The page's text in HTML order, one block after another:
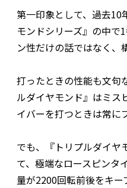
第一印象として、過去10
モンドシリーズ』の中で
ン性だけの話ではなく、
打ったときの性能も文句
ルダイヤモンド』はミス
イバーを打つときは常に
でも、『トリプルダイヤ
て、極端なロースピンタ
量が2200回転前後をキ